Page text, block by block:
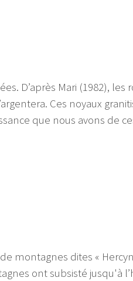
D’après Mari (1982), les
Ces noyaux
que nous avons de
montagnes dites «
ont subsisté jusqu'à